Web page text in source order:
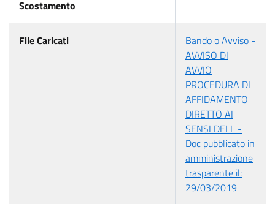
Scostamento
File Caricati
Bando o Avviso -
AVVISO DI
AVVIO
PROCEDURA DI
AFFIDAMENTO
DIRETTO AI
SENSI DELL -
Doc pubblicato in
amministrazione
trasparente il:
29/03/2019